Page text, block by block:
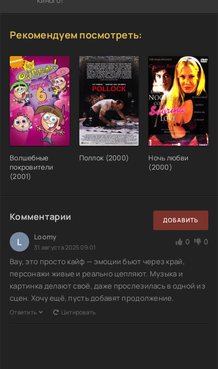
Рекомендуем посмотреть:
Волшебные
покровители
(2001)
Поллок (2000)
Ночь любви
(2000)
Комментарии ДОБАВИТЬ
L Loomy
31 августа 2025 09:01
0 0
Вау, это просто кайф — эмоции бьют через край,
персонажи живые и реально цепляют. Музыка и
картинка делают своё, даже прослезилась в одной из
сцен. Хочу ещё, пусть добавят продолжение.
Ответить Цитировать